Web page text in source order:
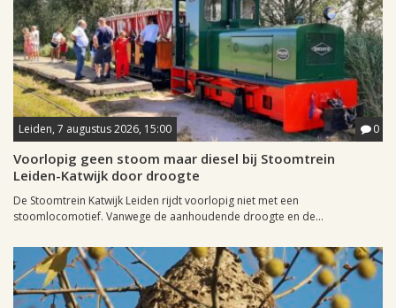
Leiden, 7 augustus 2026, 15:00 0
Voorlopig geen stoom maar diesel bij Stoomtrein
Leiden-Katwijk door droogte
De Stoomtrein Katwijk Leiden rijdt voorlopig niet met een
stoomlocomotief. Vanwege de aanhoudende droogte en de...